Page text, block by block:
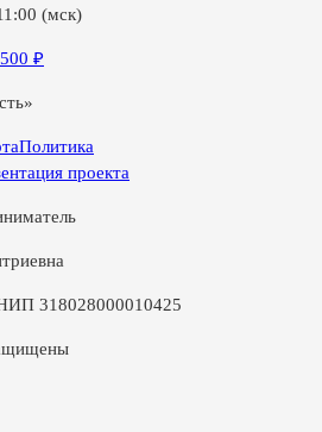
(мск)
500 ₽
Политика
проекта
318028000010425